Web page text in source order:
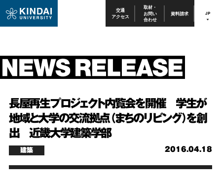
交通
アクセス
取材・
お問い
合わせ
資料請求 JP
長屋再生プロジェクト内覧会を開催 学生が
地域と大学の交流拠点（まちのリビング）を創
出 近畿大学建築学部
2016.04.18
建築